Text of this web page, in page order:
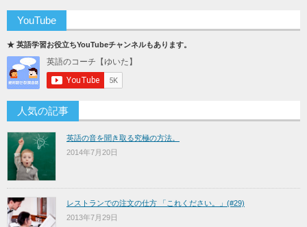
YouTube
★ 英語学習お役立ちYouTubeチャンネルもあります。
人気の記事
英語の音を聞き取る究極の方法。
2014年7月20日
レストランでの注文の仕方 「これください。」(#29)
2013年7月29日